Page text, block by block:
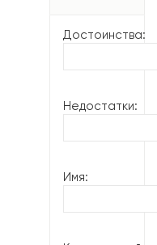
Достоинства:
Недостатки:
Имя: